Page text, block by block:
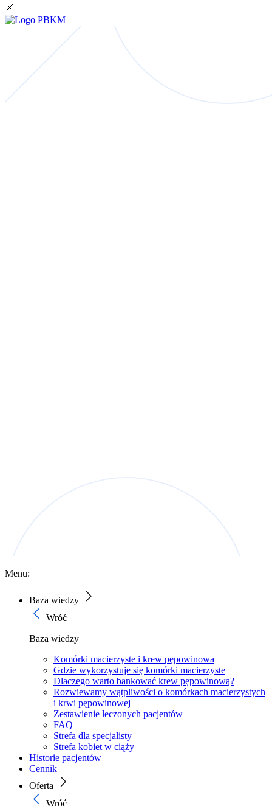
Menu:
Baza wiedzy
Wróć
Baza wiedzy
Komórki macierzyste i krew pępowinowa
Gdzie wykorzystuje się komórki macierzyste
Dlaczego warto bankować krew pępowinową?
Rozwiewamy wątpliwości o komórkach macierzystych
i krwi pępowinowej
Zestawienie leczonych pacjentów
FAQ
Strefa dla specjalisty
Strefa kobiet w ciąży
Historie pacjentów
Cennik
Oferta
Wróć